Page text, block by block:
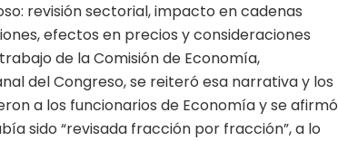
revisión sectorial, impacto en cadenas
efectos en precios y consideraciones
de la Comisión de Economía,
del Congreso, se reiteró esa narrativa y los
a los funcionarios de Economía y se afirmó
sido “revisada fracción por fracción”, a lo